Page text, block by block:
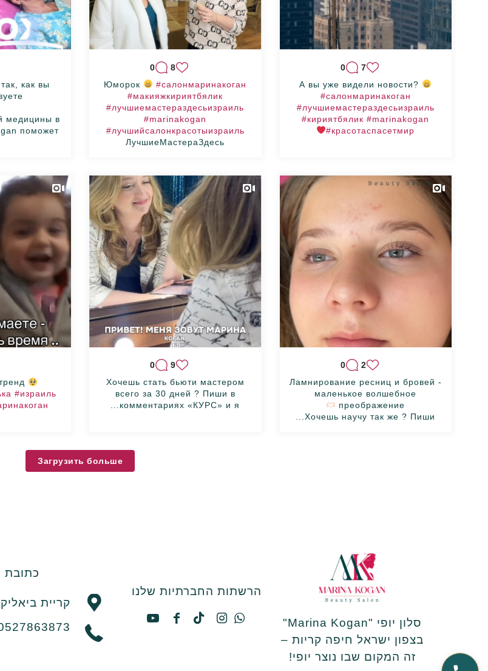
7
0
А вы уже видели новости?
#салонмаринакоган
#лучшиемастераздесьизраиль
#кириятбялик #marinakogan
#красотаспасетмир
8
0
Юморок
#салонмаринакоган
#макияжкириятбялик
#лучшиемастераздесьизраиль
#marinakogan
#лучшийсалонкрасотыизраиль
ЛучшиеМастераЗдесь
как вы
медицины в
поможет...
2
0
Ламнирование ресниц и бровей -
маленькое волшебное
преображение
Хочешь научу так же ? Пиши...
9
0
Хочешь стать бьюти мастером
всего за 30 дней ? Пиши в
комментариях «КУРС» и я...
#израиль
Загрузить больше
סלון יופי "Marina Kogan"
בצפון ישראל חיפה קריות –
זה המקום שבו נוצר יופי!
הרשתות החברתיות שלנו
כתובת
קריית ביאליק,